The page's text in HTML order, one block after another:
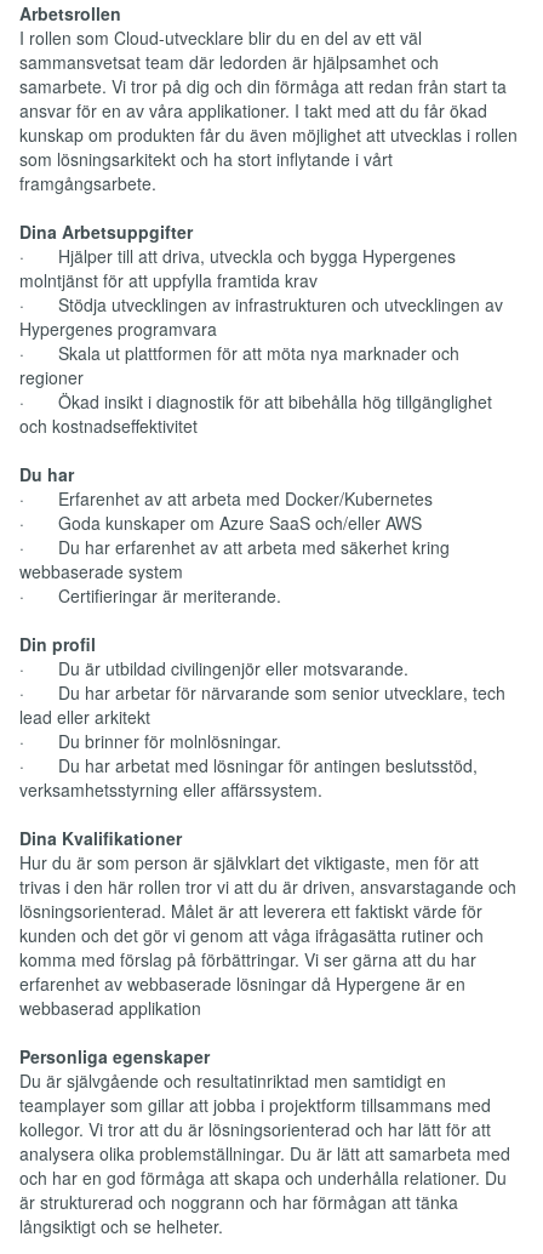
Arbetsrollen
I rollen som Cloud-utvecklare blir du en del av ett väl
sammansvetsat team där ledorden är hjälpsamhet och
samarbete. Vi tror på dig och din förmåga att redan från start ta
ansvar för en av våra applikationer. I takt med att du får ökad
kunskap om produkten får du även möjlighet att utvecklas i rollen
som lösningsarkitekt och ha stort inflytande i vårt
framgångsarbete.
Dina Arbetsuppgifter
· Hjälper till att driva, utveckla och bygga Hypergenes
molntjänst för att uppfylla framtida krav
· Stödja utvecklingen av infrastrukturen och utvecklingen av
Hypergenes programvara
· Skala ut plattformen för att möta nya marknader och
regioner
· Ökad insikt i diagnostik för att bibehålla hög tillgänglighet
och kostnadseffektivitet
Du har
· Erfarenhet av att arbeta med Docker/Kubernetes
· Goda kunskaper om Azure SaaS och/eller AWS
· Du har erfarenhet av att arbeta med säkerhet kring
webbaserade system
· Certifieringar är meriterande.
Din profil
· Du är utbildad civilingenjör eller motsvarande.
· Du har arbetar för närvarande som senior utvecklare, tech
lead eller arkitekt
· Du brinner för molnlösningar.
· Du har arbetat med lösningar för antingen beslutsstöd,
verksamhetsstyrning eller affärssystem.
Dina Kvalifikationer
Hur du är som person är självklart det viktigaste, men för att
trivas i den här rollen tror vi att du är driven, ansvarstagande och
lösningsorienterad. Målet är att leverera ett faktiskt värde för
kunden och det gör vi genom att våga ifrågasätta rutiner och
komma med förslag på förbättringar. Vi ser gärna att du har
erfarenhet av webbaserade lösningar då Hypergene är en
webbaserad applikation
Personliga egenskaper
Du är självgående och resultatinriktad men samtidigt en
teamplayer som gillar att jobba i projektform tillsammans med
kollegor. Vi tror att du är lösningsorienterad och har lätt för att
analysera olika problemställningar. Du är lätt att samarbeta med
och har en god förmåga att skapa och underhålla relationer. Du
är strukturerad och noggrann och har förmågan att tänka
långsiktigt och se helheter.